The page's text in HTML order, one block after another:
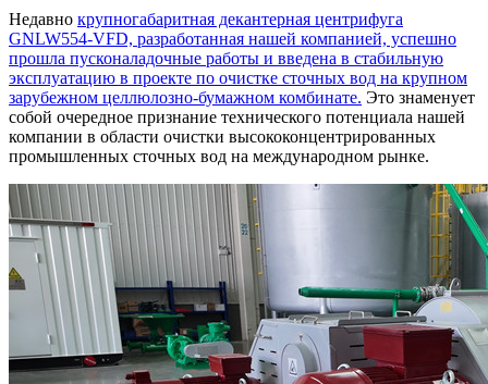
Недавно крупногабаритная декантерная центрифуга
GNLW554-VFD, разработанная нашей компанией, успешно
прошла пусконаладочные работы и введена в стабильную
эксплуатацию в проекте по очистке сточных вод на крупном
зарубежном целлюлозно-бумажном комбинате. Это знаменует
собой очередное признание технического потенциала нашей
компании в области очистки высококонцентрированных
промышленных сточных вод на международном рынке.